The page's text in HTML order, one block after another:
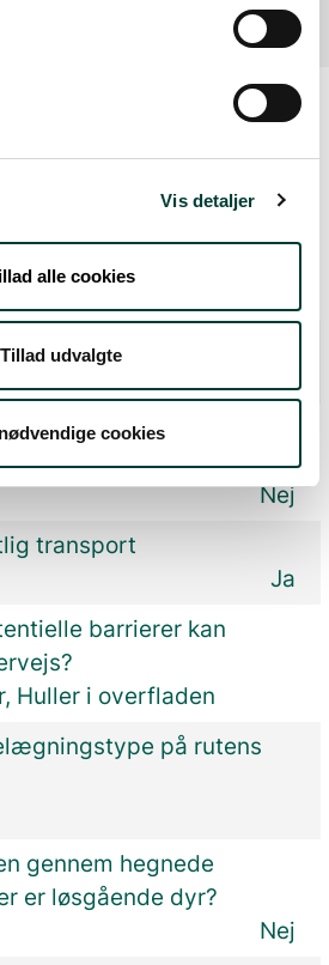
Vis detaljer
alle cookies
Tillad udvalgte
cookies
tilgængelighed
rutebeskrivelse?
for mennesker
Nej
transport
Ja
barrierer kan
Huller i overfladen
på rutens
gennem hegnede
er løsgående dyr?
Nej